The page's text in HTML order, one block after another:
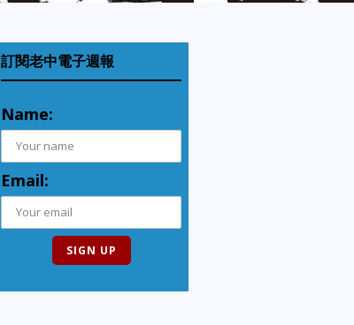
訂閱老中電子週報
Name:
Email: